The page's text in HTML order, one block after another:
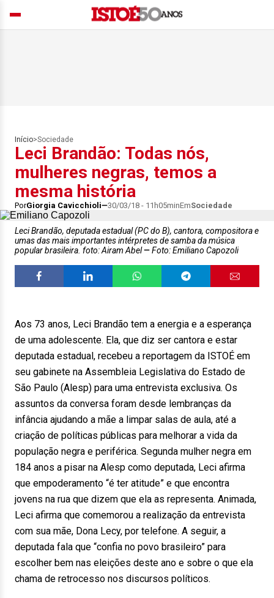
Início>Sociedade
Leci Brandão: Todas nós,
mulheres negras, temos a
mesma história
PorGiorgia Cavicchioli 30/03/18 - 11h05minEmSociedade
Leci Brandão, deputada estadual (PC do B), cantora, compositora e
umas das mais importantes intérpretes de samba da música
popular brasileira. foto: Airam Abel
Foto: Emiliano Capozoli
Aos 73 anos, Leci Brandão tem a energia e a esperança
de uma adolescente. Ela, que diz ser cantora e estar
deputada estadual, recebeu a reportagem da ISTOÉ em
seu gabinete na Assembleia Legislativa do Estado de
São Paulo (Alesp) para uma entrevista exclusiva. Os
assuntos da conversa foram desde lembranças da
infância ajudando a mãe a limpar salas de aula, até a
criação de políticas públicas para melhorar a vida da
população negra e periférica. Segunda mulher negra em
184 anos a pisar na Alesp como deputada, Leci afirma
que empoderamento “é ter atitude” e que encontra
jovens na rua que dizem que ela as representa. Animada,
Leci afirma que comemorou a realização da entrevista
com sua mãe, Dona Lecy, por telefone. A seguir, a
deputada fala que “confia no povo brasileiro” para
escolher bem nas eleições deste ano e sobre o que ela
chama de retrocesso nos discursos políticos.